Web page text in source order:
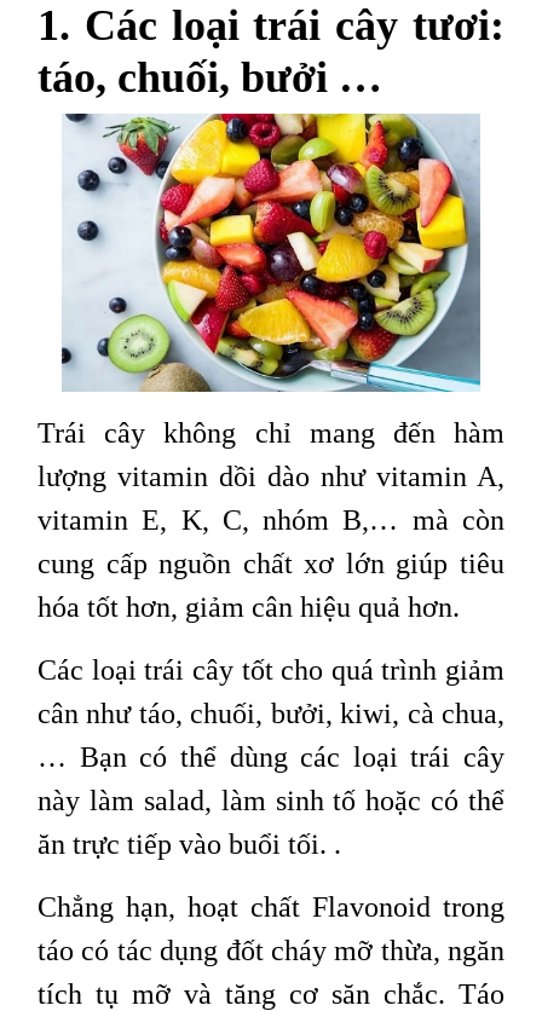
1. Các loại trái cây tươi:
táo, chuối, bưởi …
Trái cây không chỉ mang đến hàm
lượng vitamin dồi dào như vitamin A,
vitamin E, K, C, nhóm B,… mà còn
cung cấp nguồn chất xơ lớn giúp tiêu
hóa tốt hơn, giảm cân hiệu quả hơn.
Các loại trái cây tốt cho quá trình giảm
cân như táo, chuối, bưởi, kiwi, cà chua,
… Bạn có thể dùng các loại trái cây
này làm salad, làm sinh tố hoặc có thể
ăn trực tiếp vào buổi tối. .
Chẳng hạn, hoạt chất Flavonoid trong
táo có tác dụng đốt cháy mỡ thừa, ngăn
tích tụ mỡ và tăng cơ săn chắc. Táo